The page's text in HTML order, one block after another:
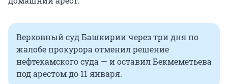
Верховный суд Башкирии через три дня по
жалобе прокурора отменил решение
нефтекамского суда — и оставил Бекмеметьева
под арестом до 11 января.